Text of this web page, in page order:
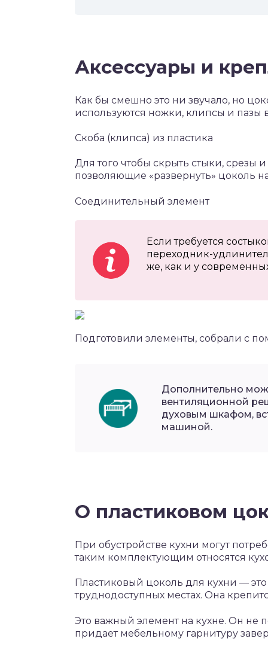
Аксессуары и
Как бы смешно это ни звучало, но
используются ножки, клипсы и пазы
Скоба (клипса) из пластика
Для того чтобы скрыть стыки, срезы
позволяющие «развернуть» цоколь
Соединительный элемент
Если требуется
переходник-
же, как и у
Подготовили элементы, собрали с
Дополнительно
вентиляционной
духовым шкафом,
машиной.
О пластиковом
При обустройстве кухни могут
таким комплектующим относятся
Пластиковый цоколь для кухни —
труднодоступных местах. Она
Это важный элемент на кухне. Он не
придает мебельному гарнитуру